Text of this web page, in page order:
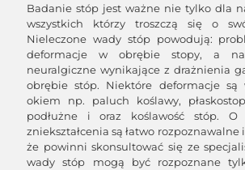
Badanie stóp jest ważne nie tylko dla
wszystkich którzy troszczą się o
Nieleczone wady stóp powodują:
deformacje w obrębie stopy, a
neuralgiczne wynikające z drażnienia
obrębie stóp. Niektóre deformacje są
okiem np. paluch koślawy,
podłużne i oraz koślawość stóp.
zniekształcenia są łatwo rozpoznawalne
że powinni skonsultować się ze
wady stóp mogą być rozpoznane